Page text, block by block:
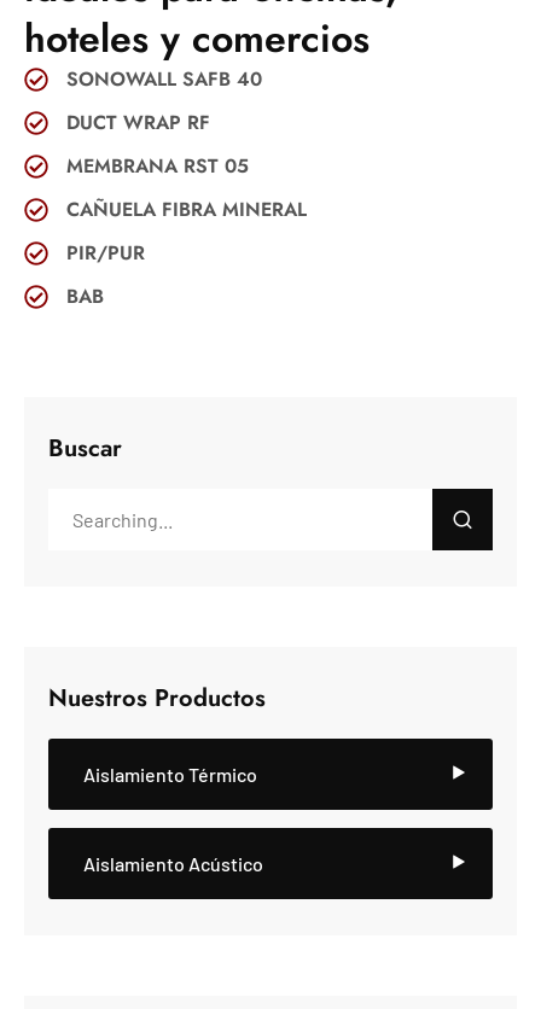
hoteles y comercios
SONOWALL SAFB 40
DUCT WRAP RF
MEMBRANA RST 05
CAÑUELA FIBRA MINERAL
PIR/PUR
BAB
Buscar
Nuestros Productos
Aislamiento Térmico
Aislamiento Acústico